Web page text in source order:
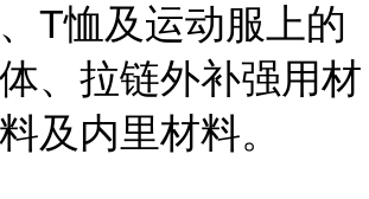
T恤及运动服上的
、拉链外补强用材
及内里材料。